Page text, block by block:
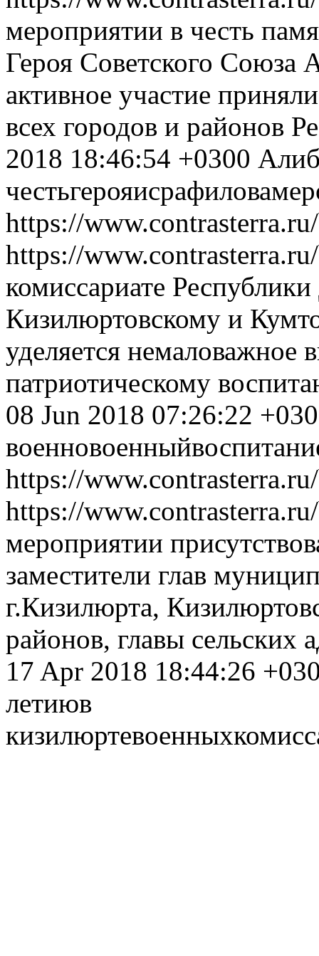
мероприятии в честь
Героя Советского Союза
активное участие
всех городов и районов
2018 18:46:54 +0300
честьгерояисрафилова
https://
https://
комиссариате
Кизилюртовскому и
уделяется немаловажное
патриотическому
08 Jun 2018 07:26:22
военновоенный
https://
https://
мероприятии
заместители глав
г.Кизилюрта,
районов, главы сельских
17 Apr 2018 18:44:26
летиюв
кизилюртевоенных